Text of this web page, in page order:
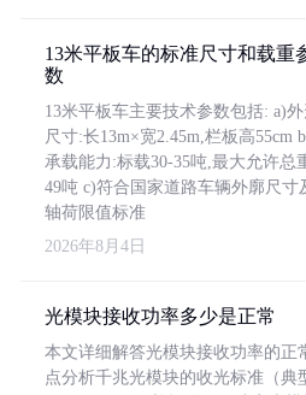
13米平板车的标准尺寸和载重
数
13米平板车主要技术参数包括: a)
尺寸:长13m×宽2.45m,栏板高55cm
承载能力:标载30-35吨,最大允许总
49吨 c)符合国家道路车辆外廓尺寸
轴荷限值标准
2026年8月4日
光模块接收功率多少是正常
本文详细解答光模块接收功率的正
点分析千兆光模块的收光标准（典